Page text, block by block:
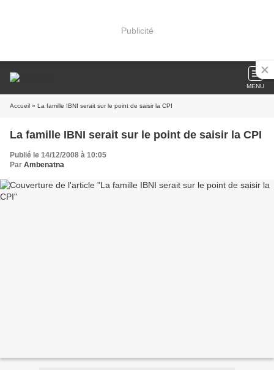
Publicité
MENU
Accueil » La famille IBNI serait sur le point de saisir la CPI
La famille IBNI serait sur le point de saisir la CPI
Publié le 14/12/2008 à 10:05
Par Ambenatna